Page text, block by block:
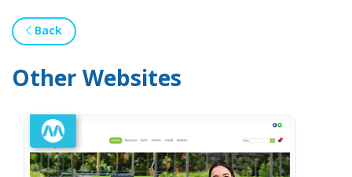
Back
Other Websites